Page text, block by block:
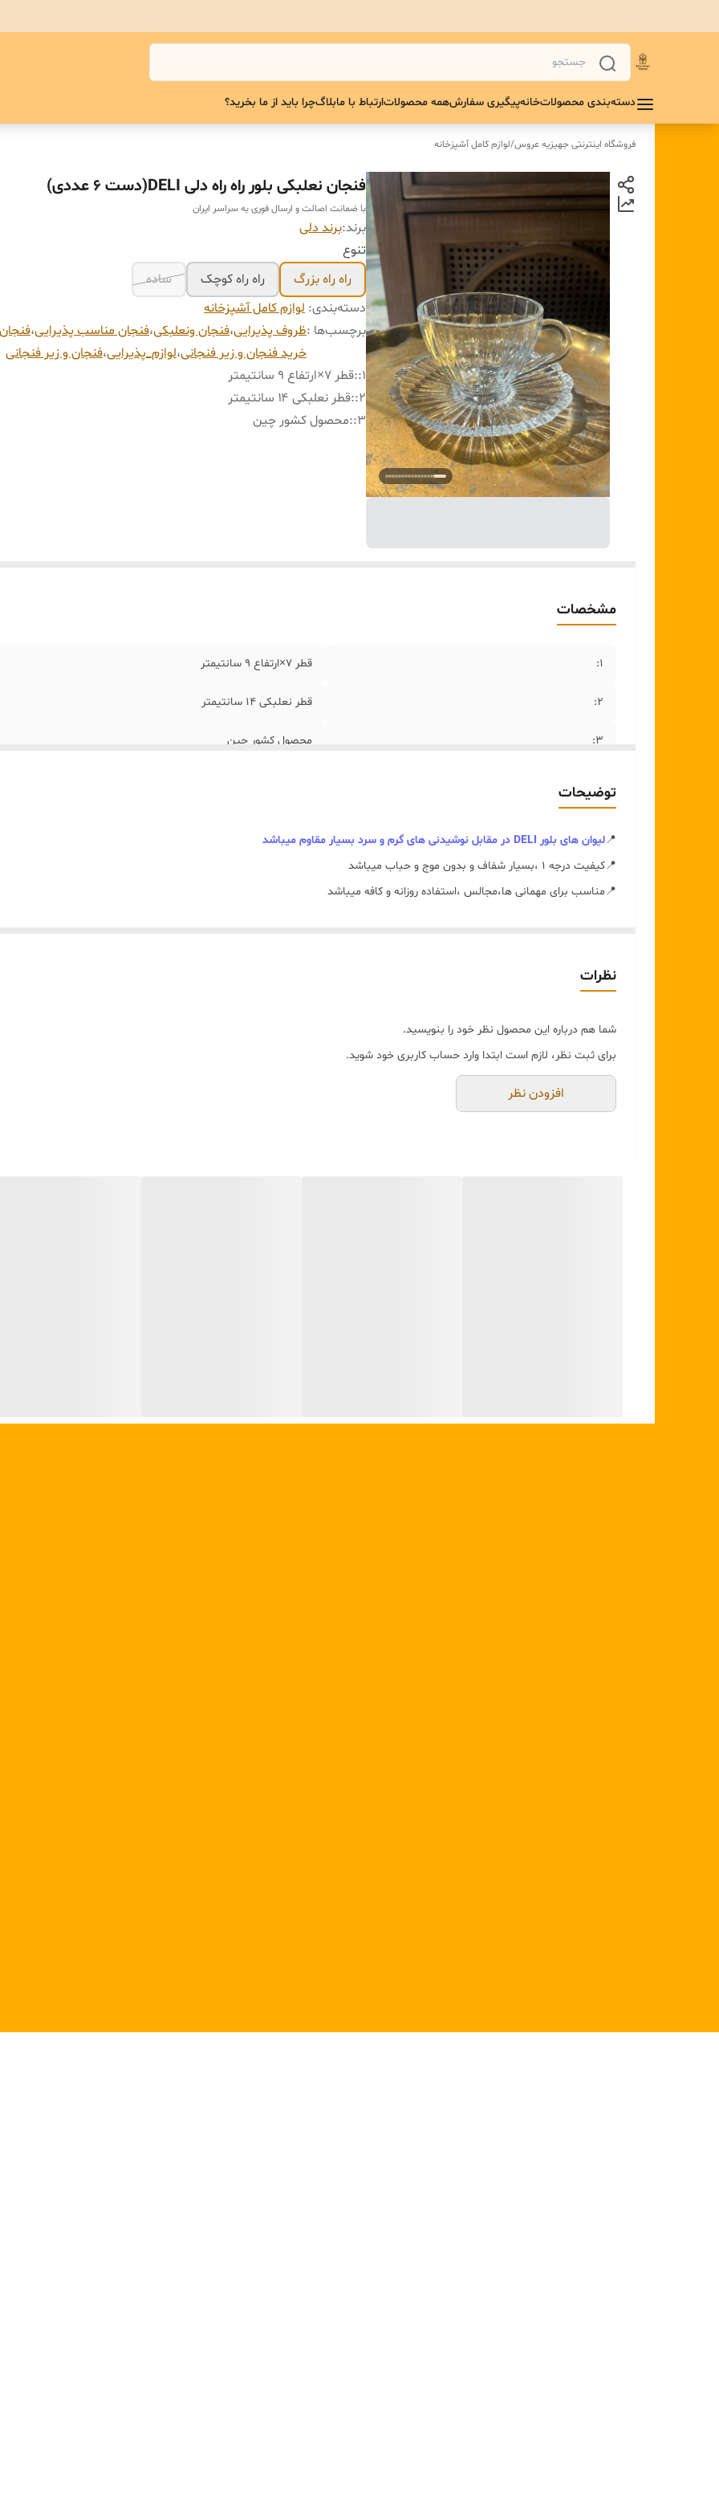
دسته‌بندی محصولاتخانهپیگیری سفارشهمه محصولاتارتباط با مابلاگچرا باید از ما بخرید؟
فروشگاه اینترنتی جهیزیه عروس/لوازم کامل آشپزخانه
فنجان نعلبکی بلور راه راه دلی DELI(دست ۶ عددی)
با ضمانت اصالت و ارسال فوری به سراسر ایران
برند:برند دلی
تنوع
راه راه بزرگ
راه راه کوچک
ساده
دسته‌بندی: لوازم کامل آشپزخانه
برچسب‌ها :ظروف پذیرایی،فنجان ونعلبکی،فنجان مناسب پذیرایی،
خرید فنجان و زیر فنجانی،لوازم_پذیرایی،فنجان و زیر فنجانی
۱: :قطر ۷×ارتفاع ۹ سانتیمتر
۲: :قطر نعلبکی ۱۴ سانتیمتر
۳: :محصول کشور چین
مشخصات
۱: قطر ۷×ارتفاع ۹ سانتیمتر
۲: قطر نعلبکی ۱۴ سانتیمتر
۳: محصول کشور چین
توضیحات
📍لیوان های بلور DELI در مقابل نوشیدنی های گرم و سرد بسیار مقاوم‌ میباشد
📍کیفیت درجه ۱ ،بسیار شفاف و بدون موج و حباب میباشد
📍️مناسب برای مهمانی ها،مجالس ،استفاده روزانه و کافه میباشد
✅️بسته بندی عالی،ارسال سریع و ایمن از فروشگاه جهیزیه عروس
برای خرید ومشاوره
ترکیب فنجان و زیر فنجانی در کنار طراحی چشم‌نواز، این محصول را به انتخابی مناسب برای دکور آشپزخانه، هدیه دادن و استفاده در خانه،
نظرات
شما هم درباره این محصول نظر خود را بنویسید.
برای ثبت نظر، لازم است ابتدا وارد حساب کاربری خود شوید.
افزودن نظر